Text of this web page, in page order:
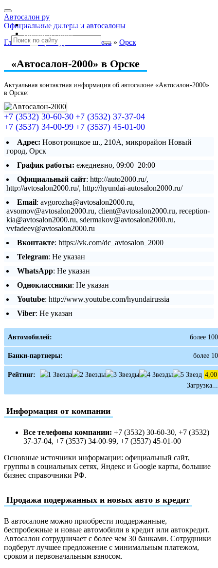
Автосалон ру
Официальные дилеры и автосалоны
Автосалоны Lada
Выбрать город
Главная » Оренбургская область » Орск
«Автосалон-2000» в Орске
Актуальная контактная информация об автосалоне «Автосалон-2000»
в Орске:
+7 (3532) 30-60-30 +7 (3532) 37-37-04
+7 (3537) 34-00-99 +7 (3537) 45-01-00
Адрес: Новотроицкое ш., 210А, микрорайон Новый
город, Орск
График работы: ежедневно, 09:00–20:00
Официальный сайт: http://auto2000.ru/,
http://avtosalon2000.ru/, http://hyundai-autosalon2000.ru/
Email: avgorozha@avtosalon2000.ru,
avsomov@avtosalon2000.ru, client@avtosalon2000.ru, reception-
kia@avtosalon2000.ru, sdermakov@avtosalon2000.ru,
vvfadeev@avtosalon2000.ru
Вконтакте: https://vk.com/dc_avtosalon_2000
Telegram: Не указан
WhatsApp: Не указан
Одноклассники: Не указан
Youtube: http://www.youtube.com/hyundairussia
Viber: Не указан
Автомобилей: более 100
Банки-партнеры: более 10
Рейтинг:
4,00
Загрузка...
Информация от компании
Все телефоны компании: +7 (3532) 30-60-30, +7 (3532)
37-37-04, +7 (3537) 34-00-99, +7 (3537) 45-01-00
Основные источники информации: официальный сайт,
группы в социальных сетях, Яндекс и Google карты, большие
бизнес справочники РФ.
Продажа подержанных и новых авто в кредит
В автосалоне можно приобрести поддержанные,
беспробежные и новые автомобили в кредит или автокредит.
Автосалон сотрудничает с более чем 30 банками. Сотрудники
подберут лучшее предложение с минимальным платежом,
сроком и первоначальным взносом.